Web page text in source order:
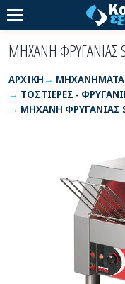
ΜΗΧΑΝΗ ΦΡΥΓΑΝΙΑΣ
ΑΡΧΙΚΉ
ΜΗΧΑΝΗΜΑΤΑ
ΤΟΣΤΙΕΡΕΣ -
ΜΗΧΑΝΗ ΦΡΥΓΑΝΙΑΣ